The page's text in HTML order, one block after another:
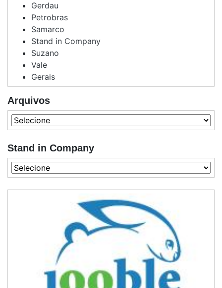
Gerdau
Petrobras
Samarco
Stand in Company
Suzano
Vale
Gerais
Arquivos
Stand in Company